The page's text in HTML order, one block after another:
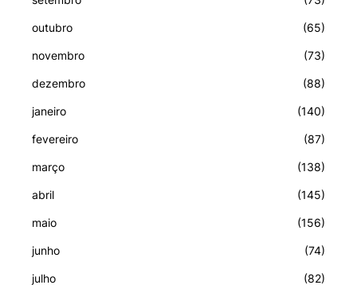
outubro (65)
novembro (73)
dezembro (88)
janeiro (140)
fevereiro (87)
março (138)
abril (145)
maio (156)
junho (74)
julho (82)